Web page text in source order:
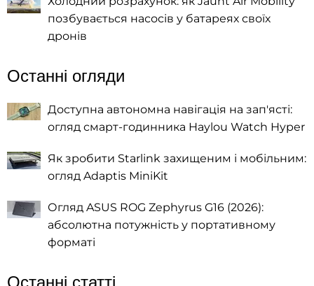
позбувається насосів у батареях своїх
дронів
Останні огляди
Доступна автономна навігація на зап'ясті:
огляд смарт-годинника Haylou Watch Hyper
Як зробити Starlink захищеним і мобільним:
огляд Adaptis MiniKit
Огляд ASUS ROG Zephyrus G16 (2026):
абсолютна потужність у портативному
форматі
Останні статті